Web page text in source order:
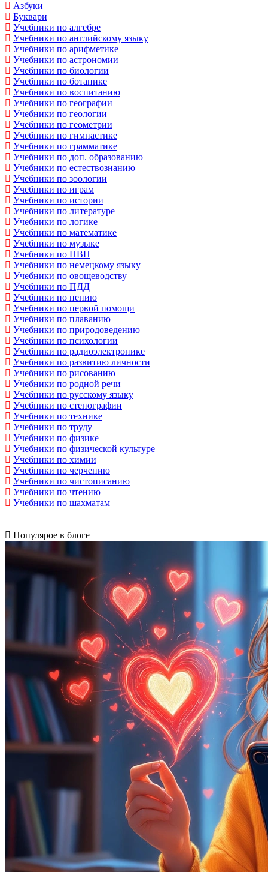
Азбуки
Буквари
Учебники по алгебре
Учебники по английскому языку
Учебники по арифметике
Учебники по астрономии
Учебники по биологии
Учебники по ботанике
Учебники по воспитанию
Учебники по географии
Учебники по геологии
Учебники по геометрии
Учебники по гимнастике
Учебники по грамматике
Учебники по доп. образованию
Учебники по естествознанию
Учебники по зоологии
Учебники по играм
Учебники по истории
Учебники по литературе
Учебники по логике
Учебники по математике
Учебники по музыке
Учебники по НВП
Учебники по немецкому языку
Учебники по овощеводству
Учебники по ПДД
Учебники по пению
Учебники по первой помощи
Учебники по плаванию
Учебники по природоведению
Учебники по психологии
Учебники по радиоэлектронике
Учебники по развитию личности
Учебники по рисованию
Учебники по родной речи
Учебники по русскому языку
Учебники по стенографии
Учебники по технике
Учебники по труду
Учебники по физике
Учебники по физической культуре
Учебники по химии
Учебники по черчению
Учебники по чистописанию
Учебники по чтению
Учебники по шахматам
Популярое в блоге